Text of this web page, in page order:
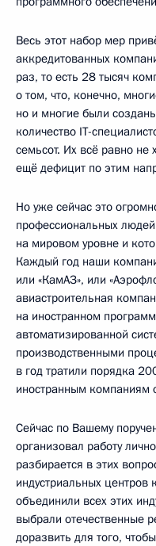
Весь этот набор мер
аккредитованных
раз, то есть 28 тысяч
о том, что, конечно,
но и многие были
количество IT-
семьсот. Их всё равно не
ещё дефицит по этим
Но уже сейчас это
профессиональных
на мировом уровне и
Каждый год наши
или «КамАЗ», или
авиастроительная
на иностранном
автоматизированной
производственными
в год тратили порядка
иностранным компаниям
Сейчас по Вашему
организовал работу
разбирается в этих
индустриальных
объединили всех этих
выбрали отечественные
доразвить для того,